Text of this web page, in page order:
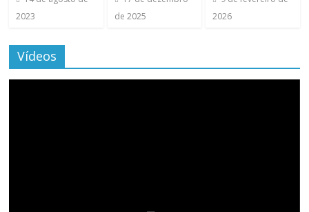
2023
de 2025
2026
Vídeos